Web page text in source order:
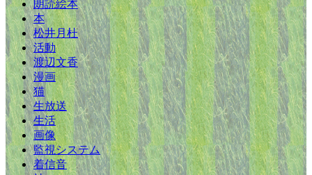
朗読絵本
本
松井月杜
活動
渡辺文香
漫画
猫
生放送
生活
画像
監視システム
着信音